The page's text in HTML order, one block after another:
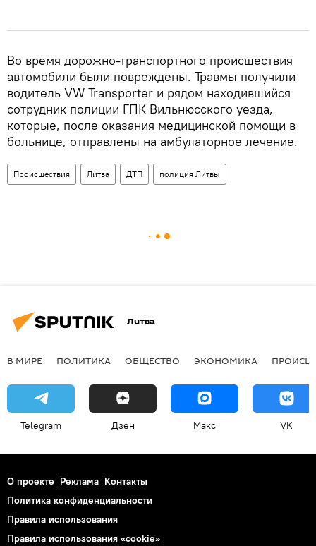
Во время дорожно-транспортного происшествия
автомобили были повреждены. Травмы получили
водитель VW Transporter и рядом находившийся
сотрудник полиции ГПК Вильнюсского уезда,
которые, после оказания медицинской помощи в
больнице, отправлены на амбулаторное лечение.
Происшествия Литва ДТП полиция Литвы
Литва
В МИРЕ ПОЛИТИКА ОБЩЕСТВО ЭКОНОМИКА
Telegram Дзен Макс VK
О проекте Реклама Контакты
Политика конфиденциальности
Правила использования
Правила использования «cookie»